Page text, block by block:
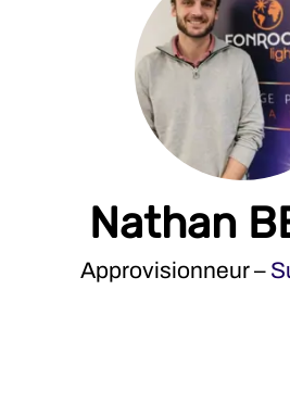
Nathan
Approvisionneur –